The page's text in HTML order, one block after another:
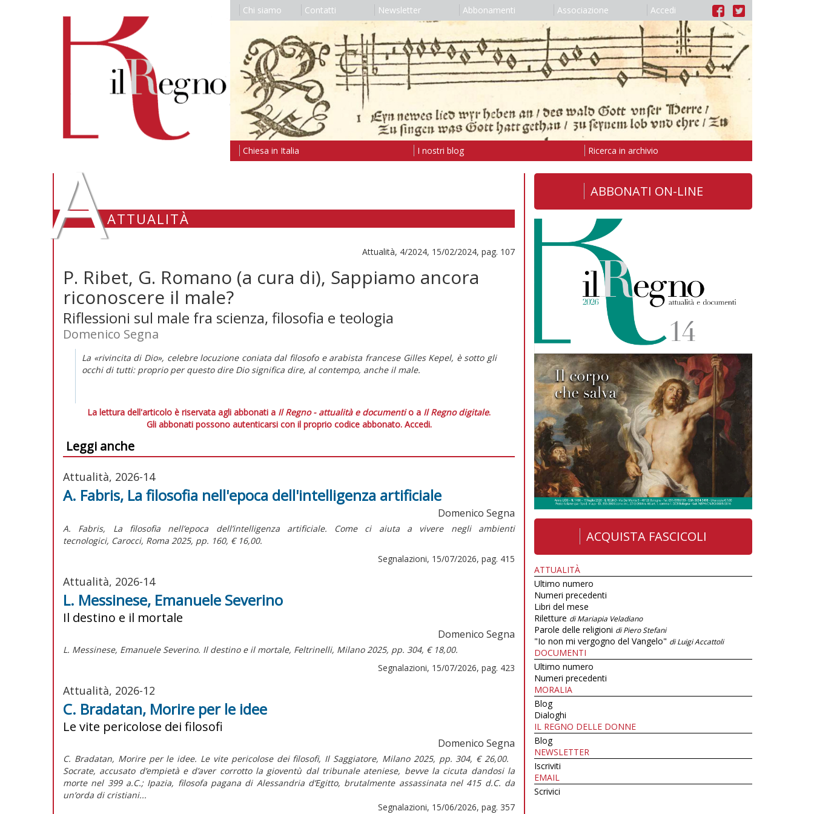
Chi siamo Contatti Newsletter Abbonamenti Associazione Accedi
Chiesa in Italia I nostri blog Ricerca in archivio
AATTUALITÀ
Attualità, 4/2024, 15/02/2024, pag. 107
P. Ribet, G. Romano (a cura di), Sappiamo ancora
riconoscere il male?
Riflessioni sul male fra scienza, filosofia e teologia
Domenico Segna
La «rivincita di Dio», celebre locuzione coniata dal filosofo e arabista francese Gilles Kepel, è sotto gli
occhi di tutti: proprio per questo dire Dio significa dire, al contempo, anche il male.
La lettura dell'articolo è riservata agli abbonati a Il Regno - attualità e documentio a Il Regno digitale.
Gli abbonati possono autenticarsi con il proprio codice abbonato. Accedi.
Leggi anche
Attualità, 2026-14
A. Fabris, La filosofia nell'epoca dell'intelligenza artificiale
Domenico Segna
A. Fabris, La filosofia nell’epoca dell’intelligenza artificiale. Come ci aiuta a vivere negli ambienti
tecnologici, Carocci, Roma 2025, pp. 160, € 16,00.
Segnalazioni, 15/07/2026, pag. 415
Attualità, 2026-14
L. Messinese, Emanuele Severino
Il destino e il mortale
Domenico Segna
L. Messinese, Emanuele Severino. Il destino e il mortale, Feltrinelli, Milano 2025, pp. 304, € 18,00.
Segnalazioni, 15/07/2026, pag. 423
Attualità, 2026-12
C. Bradatan, Morire per le idee
Le vite pericolose dei filosofi
Domenico Segna
C. Bradatan, Morire per le idee. Le vite pericolose dei filosofi, Il Saggiatore, Milano 2025, pp. 304, € 26,00.
Socrate, accusato d’empietà e d’aver corrotto la gioventù dal tribunale ateniese, bevve la cicuta dandosi la
morte nel 399 a.C.; Ipazia, filosofa pagana di Alessandria d’Egitto, brutalmente assassinata nel 415 d.C. da
un’orda di cristiani...
Segnalazioni, 15/06/2026, pag. 357
ABBONATI ON-LINE
ACQUISTA FASCICOLI
ATTUALITÀ
Ultimo numero
Numeri precedenti
Libri del mese
Riletture di Mariapia Veladiano
Parole delle religioni di Piero Stefani
"Io non mi vergogno del Vangelo" di Luigi Accattoli
DOCUMENTI
Ultimo numero
Numeri precedenti
MORALIA
Blog
Dialoghi
IL REGNO DELLE DONNE
Blog
NEWSLETTER
Iscriviti
EMAIL
Scrivici